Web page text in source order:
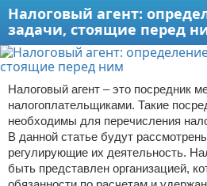
Налоговый агент:
задачи, стоящие перед
Налоговый агент – это посредник
налогоплательщиками. Такие
необходимы для перечисления
В данной статье будут
регулирующие их деятельность.
быть представлен организацией,